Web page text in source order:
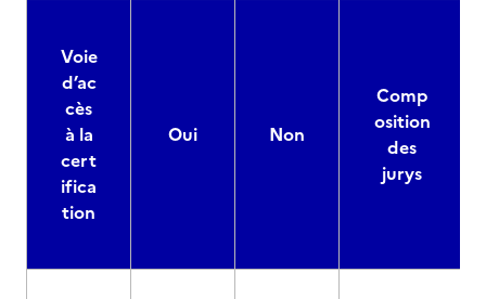
Voie
d’ac
cès
à la
cert
ifica
tion
Oui Non
Comp
osition
des
jurys